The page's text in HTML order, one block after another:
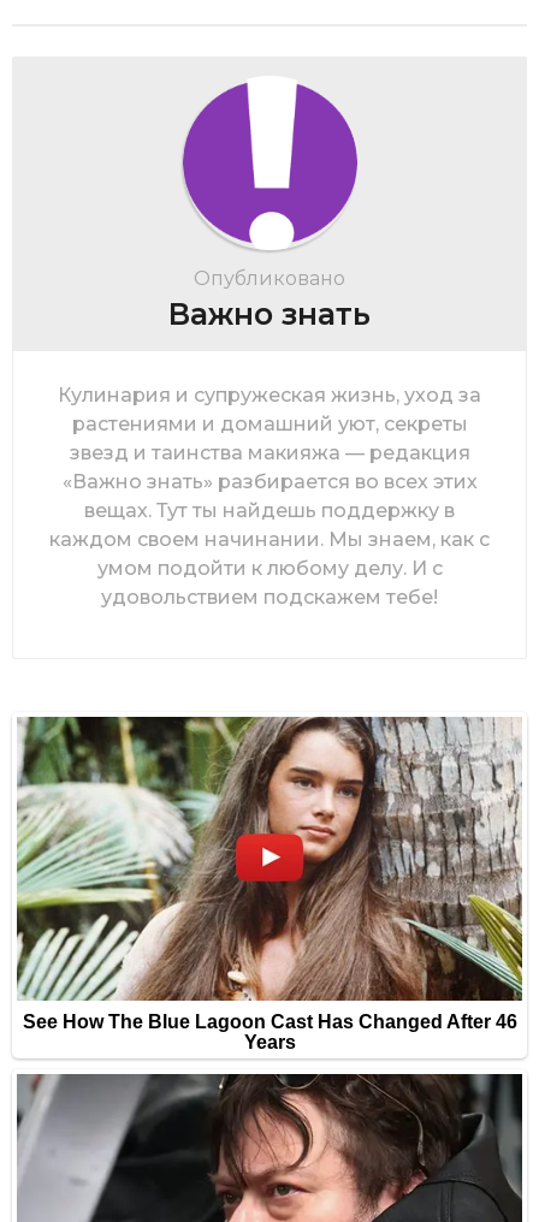
Опубликовано
Важно знать
Кулинария и супружеская жизнь, уход за
растениями и домашний уют, секреты
звезд и таинства макияжа — редакция
«Важно знать» разбирается во всех этих
вещах. Тут ты найдешь поддержку в
каждом своем начинании. Мы знаем, как с
умом подойти к любому делу. И с
удовольствием подскажем тебе!